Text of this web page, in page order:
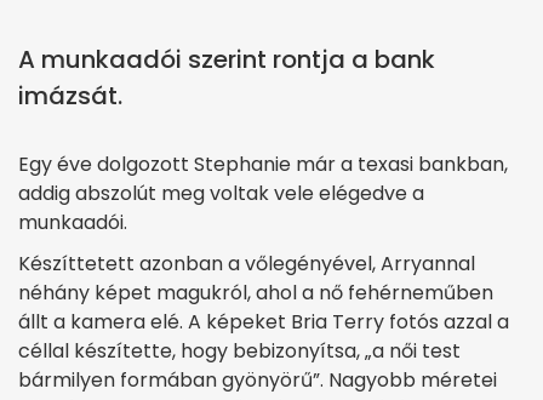
A munkaadói szerint rontja a bank
imázsát.
Egy éve dolgozott Stephanie már a texasi bankban,
addig abszolút meg voltak vele elégedve a
munkaadói.
Készíttetett azonban a vőlegényével, Arryannal
néhány képet magukról, ahol a nő fehérneműben
állt a kamera elé. A képeket Bria Terry fotós azzal a
céllal készítette, hogy bebizonyítsa, „a női test
bármilyen formában gyönyörű”. Nagyobb méretei